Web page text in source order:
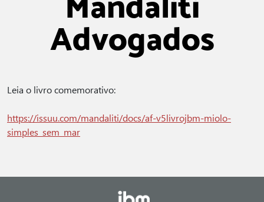
Advogados
Leia o livro comemorativo:
https://issuu.com/mandaliti/docs/af-v5livrojbm-miolo-
simples_sem_mar